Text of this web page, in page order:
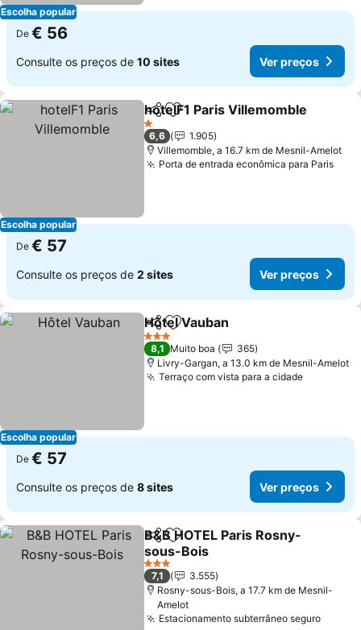
Escolha popular
De € 56
Consulte os preços de 10 sites Ver preços
Escolha popular
PartilharAdicionar aos favoritos
hotelF1 Paris Villemomble
1 Estrelas
6,6
1.905
Villemomble, a 16.7 km de Mesnil-Amelot
Porta de entrada econômica para ParisVer
De € 57
Consulte os preços de 2 sites Ver preços
Escolha popular
PartilharAdicionar aos favoritos
Hôtel Vauban
3 Estrelas
8,1 Muito boa
365
Livry-Gargan, a 13.0 km de Mesnil-Amelot
Terraço com vista para a cidadeVer
De € 57
Consulte os preços de 8 sites Ver preços
PartilharAdicionar aos favoritos
B&B HOTEL Paris Rosny-
sous-Bois
Ver preços
3 Estrelas
7,1
3.555
Rosny-sous-Bois, a 17.7 km de Mesnil-
Amelot
Estacionamento subterrâneo seguroVer